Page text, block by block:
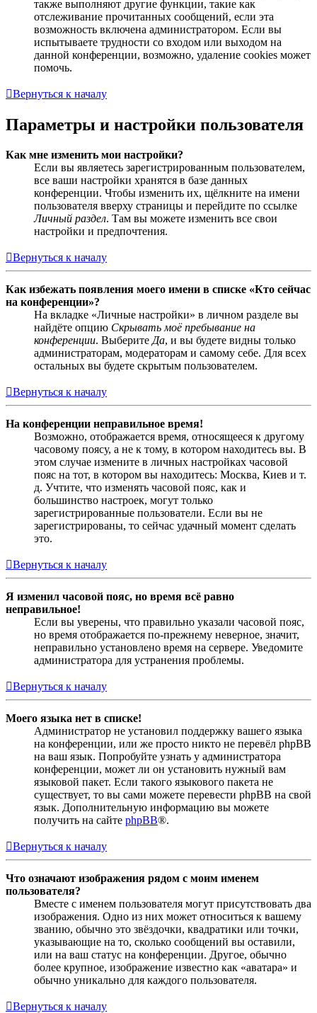
также выполняют другие функции, такие как
отслеживание прочитанных сообщений, если эта
возможность включена администратором. Если вы
испытываете трудности со входом или выходом на
данной конференции, возможно, удаление cookies может
помочь.
Вернуться к началу
Параметры и настройки пользователя
Как мне изменить мои настройки?
Если вы являетесь зарегистрированным пользователем,
все ваши настройки хранятся в базе данных
конференции. Чтобы изменить их, щёлкните на имени
пользователя вверху страницы и перейдите по ссылке
Личный раздел. Там вы можете изменить все свои
настройки и предпочтения.
Вернуться к началу
Как избежать появления моего имени в списке «Кто сейчас
на конференции»?
На вкладке «Личные настройки» в личном разделе вы
найдёте опцию Скрывать моё пребывание на
конференции. Выберите Да, и вы будете видны только
администраторам, модераторам и самому себе. Для всех
остальных вы будете скрытым пользователем.
Вернуться к началу
На конференции неправильное время!
Возможно, отображается время, относящееся к другому
часовому поясу, а не к тому, в котором находитесь вы. В
этом случае измените в личных настройках часовой
пояс на тот, в котором вы находитесь: Москва, Киев и т.
д. Учтите, что изменять часовой пояс, как и
большинство настроек, могут только
зарегистрированные пользователи. Если вы не
зарегистрированы, то сейчас удачный момент сделать
это.
Вернуться к началу
Я изменил часовой пояс, но время всё равно
неправильное!
Если вы уверены, что правильно указали часовой пояс,
но время отображается по-прежнему неверное, значит,
неправильно установлено время на сервере. Уведомите
администратора для устранения проблемы.
Вернуться к началу
Моего языка нет в списке!
Администратор не установил поддержку вашего языка
на конференции, или же просто никто не перевёл phpBB
на ваш язык. Попробуйте узнать у администратора
конференции, может ли он установить нужный вам
языковой пакет. Если такого языкового пакета не
существует, то вы сами можете перевести phpBB на свой
язык. Дополнительную информацию вы можете
получить на сайте phpBB®.
Вернуться к началу
Что означают изображения рядом с моим именем
пользователя?
Вместе с именем пользователя могут присутствовать два
изображения. Одно из них может относиться к вашему
званию, обычно это звёздочки, квадратики или точки,
указывающие на то, сколько сообщений вы оставили,
или на ваш статус на конференции. Другое, обычно
более крупное, изображение известно как «аватара» и
обычно уникально для каждого пользователя.
Вернуться к началу